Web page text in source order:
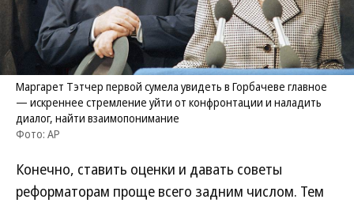
Маргарет Тэтчер первой сумела увидеть в Горбачеве главное
— искреннее стремление уйти от конфронтации и наладить
диалог, найти взаимопонимание
Фото: AP
Конечно, ставить оценки и давать советы
реформаторам проще всего задним числом. Тем